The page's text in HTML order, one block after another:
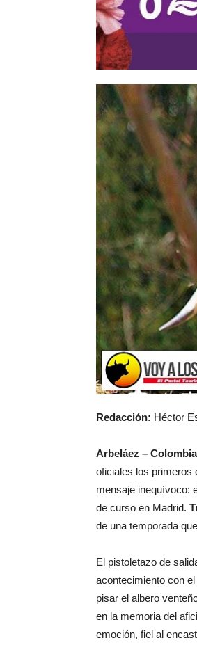
Redacción: Héctor
Arbeláez –
oficiales los primeros
mensaje inequívoco:
de curso en Madrid.
de una temporada
El pistoletazo de
acontecimiento con
pisar el albero
en la memoria del
emoción, fiel al